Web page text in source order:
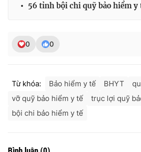
56 tỉnh bội chi quỹ bảo hiểm y
0 0
Từ khóa: Bảo hiểm y tế BHYT
vỡ quỹ bảo hiểm y tế
trục lợi quỹ
bội chi bảo hiểm y tế